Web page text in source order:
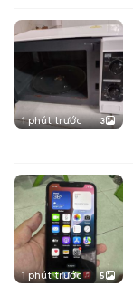
1 phút trước 3
1 phút trước 5